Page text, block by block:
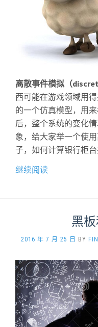
离散事件模拟（
西可能在游戏领域用
的一个仿真模型，用
后，整个系统的变化
象，给大家举一个使
子，如何计算银行柜
继续阅读
黑
2016 年 7 月 25 日 BY